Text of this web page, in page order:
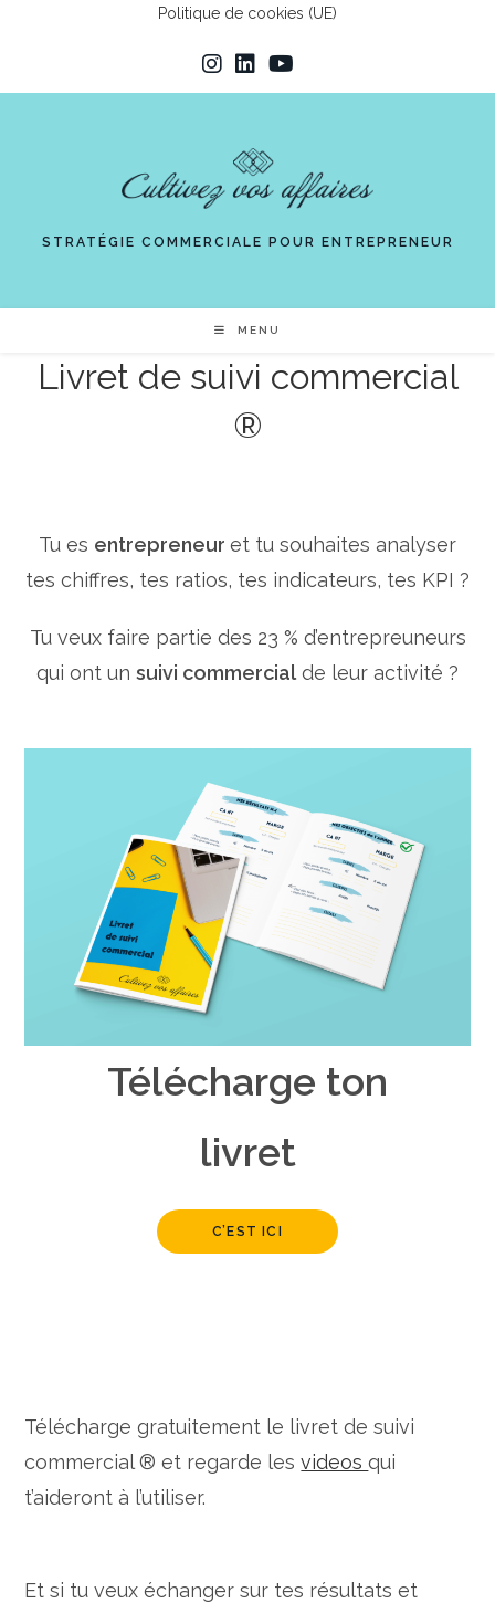
Politique de cookies (UE)
STRATÉGIE COMMERCIALE POUR ENTREPRENEUR
MENU
Livret de suivi commercial
®
Tu es entrepreneur et tu souhaites analyser
tes chiffres, tes ratios, tes indicateurs, tes KPI ?
Tu veux faire partie des 23 % d’entrepreuneurs
qui ont un suivi commercial de leur activité ?
Télécharge ton
livret
C’EST ICI
Télécharge gratuitement le livret de suivi
commercial ® et regarde lesvideosqui
t’aideront à l’utiliser.
Et si tu veux échanger sur tes résultats et